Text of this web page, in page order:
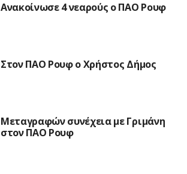
Ανακοίνωσε 4 νεαρούς ο ΠΑΟ Ρουφ
Στον ΠΑΟ Ρουφ ο Χρήστος Δήμος
Μεταγραφών συνέχεια με Γριμάνη
στον ΠΑΟ Ρουφ